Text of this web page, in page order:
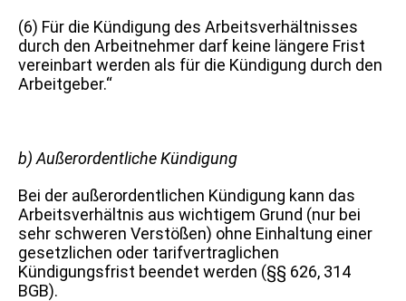
(6) Für die Kündigung des Arbeitsverhältnisses
durch den Arbeitnehmer darf keine längere Frist
vereinbart werden als für die Kündigung durch den
Arbeitgeber.“
b) Außerordentliche Kündigung
Bei der außerordentlichen Kündigung kann das
Arbeitsverhältnis aus wichtigem Grund (nur bei
sehr schweren Verstößen) ohne Einhaltung einer
gesetzlichen oder tarifvertraglichen
Kündigungsfrist beendet werden (§§ 626, 314
BGB).